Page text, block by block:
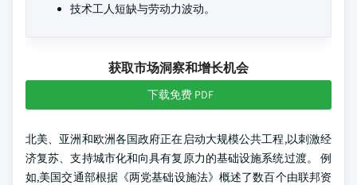
技术工人短缺与劳动力波动。
获取市场洞察和增长机会
下载免费 PDF
北美、亚洲和欧洲各国政府正在启动大规模公共工程,以刺激经
济复苏、支持城市化和向具有复原力的基础设施系统过渡。 例
如,美国交通部根据《两党基础设施法》概述了数百个由联邦资